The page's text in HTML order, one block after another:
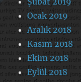
Ocak 2019
Aralık 2018
Kasım 2018
Ekim 2018
Eylül 2018